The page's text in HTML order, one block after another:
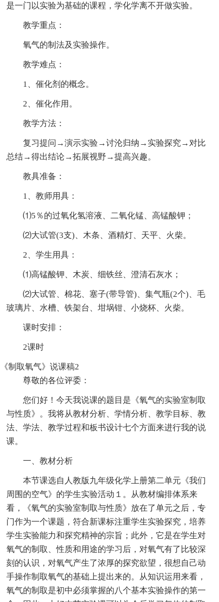
是一门以实验为基础的课程，学化学离不开做实验。
教学重点：
氧气的制法及实验操作。
教学难点：
1、催化剂的概念。
2、催化作用。
教学方法：
复习提问→演示实验→讨沦归纳→实验探究→对比
总结→得出结论→拓展视野→提高兴趣。
教具准备：
1、教师用具：
⑴5％的过氧化氢溶液、二氧化锰、高锰酸钾；
⑵大试管(3支)、木条、酒精灯、天平、火柴。
2、学生用具：
⑴高锰酸钾、木炭、细铁丝、澄清石灰水；
⑵大试管、棉花、塞子(带导管)、集气瓶(2个)、毛
玻璃片、水槽、铁架台、坩埚钳、小烧杯、火柴。
课时安排：
2课时
《制取氧气》说课稿2
尊敬的各位评委：
您们好！今天我说课的题目是《氧气的实验室制取
与性质》。我将从教材分析、学情分析、教学目标、教
法、学法、教学过程和板书设计七个方面来进行我的说
课。
一、教材分析
本节课选自人教版九年级化学上册第二单元《我们
周围的空气》的学生实验活动１。从教材编排体系来
看，《氧气的实验室制取与性质》放在了单元之后，专
门作为一个课题，符合新课标注重学生实验探究，培养
学生实验能力和探究精神的宗旨；此外，它是在学生对
氧气的制取、性质和用途的学习后，对氧气有了比较深
刻的认识，对氧气产生了浓厚的探究欲望，很想自己动
手操作制取氧气的基础上提出来的。从知识运用来看，
氧气的制取是初中必须掌握的八个基本实验操作的第一